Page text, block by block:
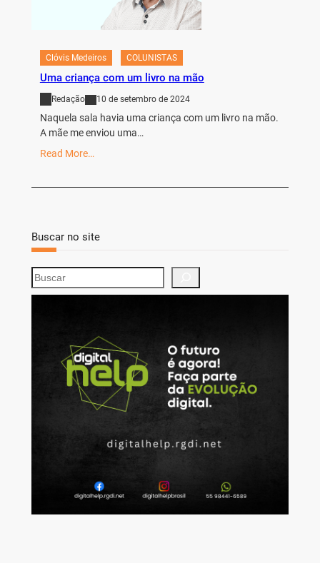
Clóvis Medeiros COLUNISTAS
Uma criança com um livro na mão
Redação 10 de setembro de 2024
Naquela sala havia uma criança com um livro na mão.
A mãe me enviou uma…
Read More…
Buscar no site
S
e